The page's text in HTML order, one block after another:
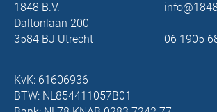
1848 B.V.
Daltonlaan 200
3584 BJ Utrecht
06 1905
KvK: 61606936
BTW: NL854411057B01